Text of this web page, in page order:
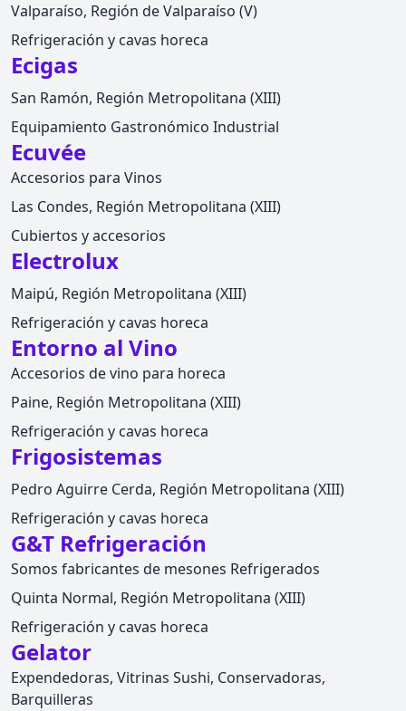
Valparaíso, Región de Valparaíso (V)
Refrigeración y cavas horeca
Ecigas
San Ramón, Región Metropolitana (XIII)
Equipamiento Gastronómico Industrial
Ecuvée
Accesorios para Vinos
Las Condes, Región Metropolitana (XIII)
Cubiertos y accesorios
Electrolux
Maipú, Región Metropolitana (XIII)
Refrigeración y cavas horeca
Entorno al Vino
Accesorios de vino para horeca
Paine, Región Metropolitana (XIII)
Refrigeración y cavas horeca
Frigosistemas
Pedro Aguirre Cerda, Región Metropolitana (XIII)
Refrigeración y cavas horeca
G&T Refrigeración
Somos fabricantes de mesones Refrigerados
Quinta Normal, Región Metropolitana (XIII)
Refrigeración y cavas horeca
Gelator
Expendedoras, Vitrinas Sushi, Conservadoras,
Barquilleras